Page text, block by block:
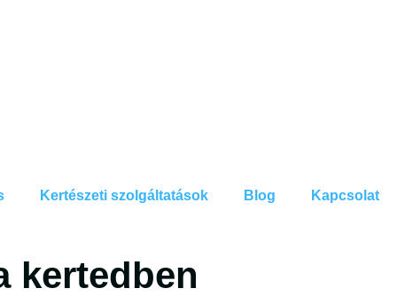
Kertészeti szolgáltatások Blog Kapcsolat
kertedben